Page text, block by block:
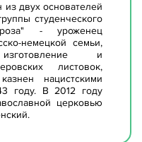
двух основателей
студенческого
- уроженец
немецкой семьи,
и
листовок,
нацистскими
году. В 2012 году
церковью